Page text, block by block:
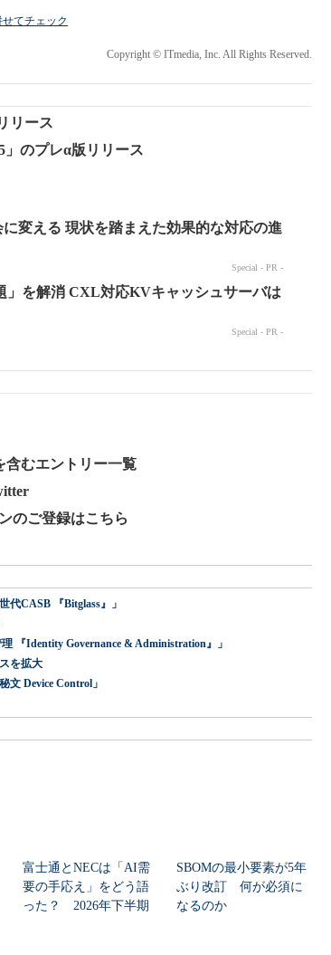
てチェック
Copyright © ITmedia, Inc. All Rights Reserved.
リース
」のプレα版リリース
含むエントリー一覧
のご登録はこちら
代CASB 『Bitglass』」
『Identity Governance & Administration』」
を拡大
Device Control」
富士通とNECは「AI需
要の手応え」をどう語
った？ 2026年下半期
SBOMの最小要素が5年
ぶり改訂 何が必須に
なるのか